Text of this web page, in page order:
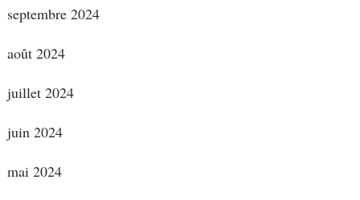
septembre 2024
août 2024
juillet 2024
juin 2024
mai 2024